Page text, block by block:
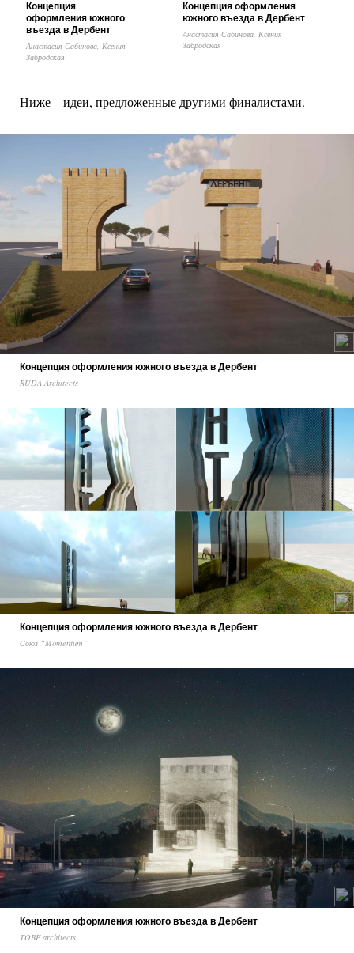
Концепция
оформления южного
въезда в Дербент
Анастасия Сабинова, Ксения
Забродская
Концепция оформления
южного въезда в Дербент
Анастасия Сабинова, Ксения
Забродская
Ниже – идеи, предложенные другими финалистами.
Концепция оформления южного въезда в Дербент
RUDA Architects
Концепция оформления южного въезда в Дербент
Союз “Momentum”
Концепция оформления южного въезда в Дербент
TOBE architects